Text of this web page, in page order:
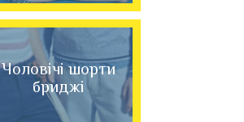
Чоловічі шорти
бриджі